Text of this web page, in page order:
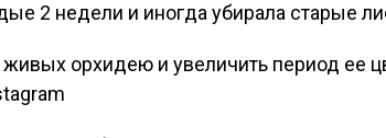
2 недели и иногда убирала старые